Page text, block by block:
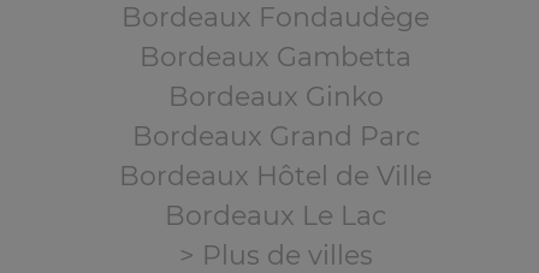
Bordeaux Fondaudège
Bordeaux Gambetta
Bordeaux Ginko
Bordeaux Grand Parc
Bordeaux Hôtel de Ville
Bordeaux Le Lac
> Plus de villes